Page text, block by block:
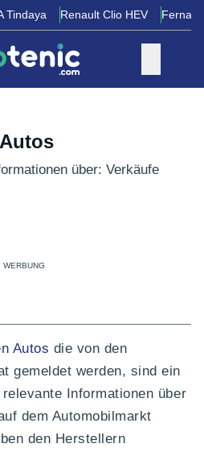
Tindaya Renault Clio HEV
über: Verkäufe
Autos die von den
gemeldet werden, sind ein
Informationen über
dem Automobilmarkt
den Herstellern